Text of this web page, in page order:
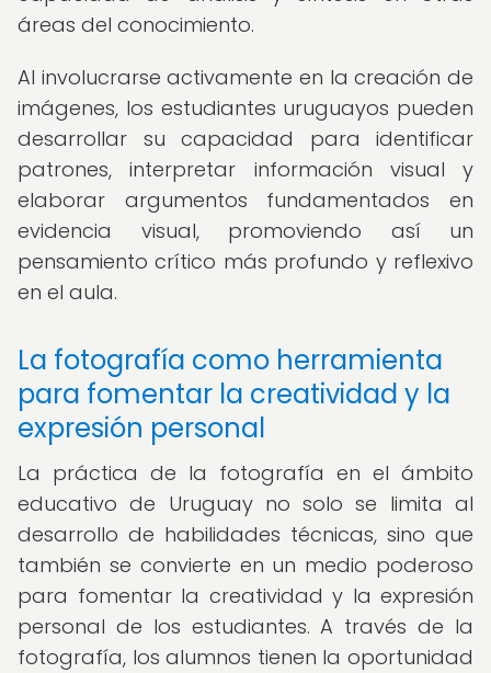
áreas del conocimiento.
Al involucrarse activamente en la creación de
imágenes, los estudiantes uruguayos pueden
desarrollar su capacidad para identificar
patrones, interpretar información visual y
elaborar argumentos fundamentados en
evidencia visual, promoviendo así un
pensamiento crítico más profundo y reflexivo
en el aula.
La fotografía como herramienta
para fomentar la creatividad y la
expresión personal
La práctica de la fotografía en el ámbito
educativo de Uruguay no solo se limita al
desarrollo de habilidades técnicas, sino que
también se convierte en un medio poderoso
para fomentar la creatividad y la expresión
personal de los estudiantes. A través de la
fotografía, los alumnos tienen la oportunidad